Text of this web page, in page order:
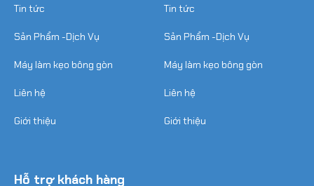
Tin tức
Sản Phẩm -Dịch Vụ
Máy làm kẹo bông gòn
Liên hệ
Giới thiệu
Tin tức
Sản Phẩm -Dịch Vụ
Máy làm kẹo bông gòn
Liên hệ
Giới thiệu
Hỗ trợ khách hàng